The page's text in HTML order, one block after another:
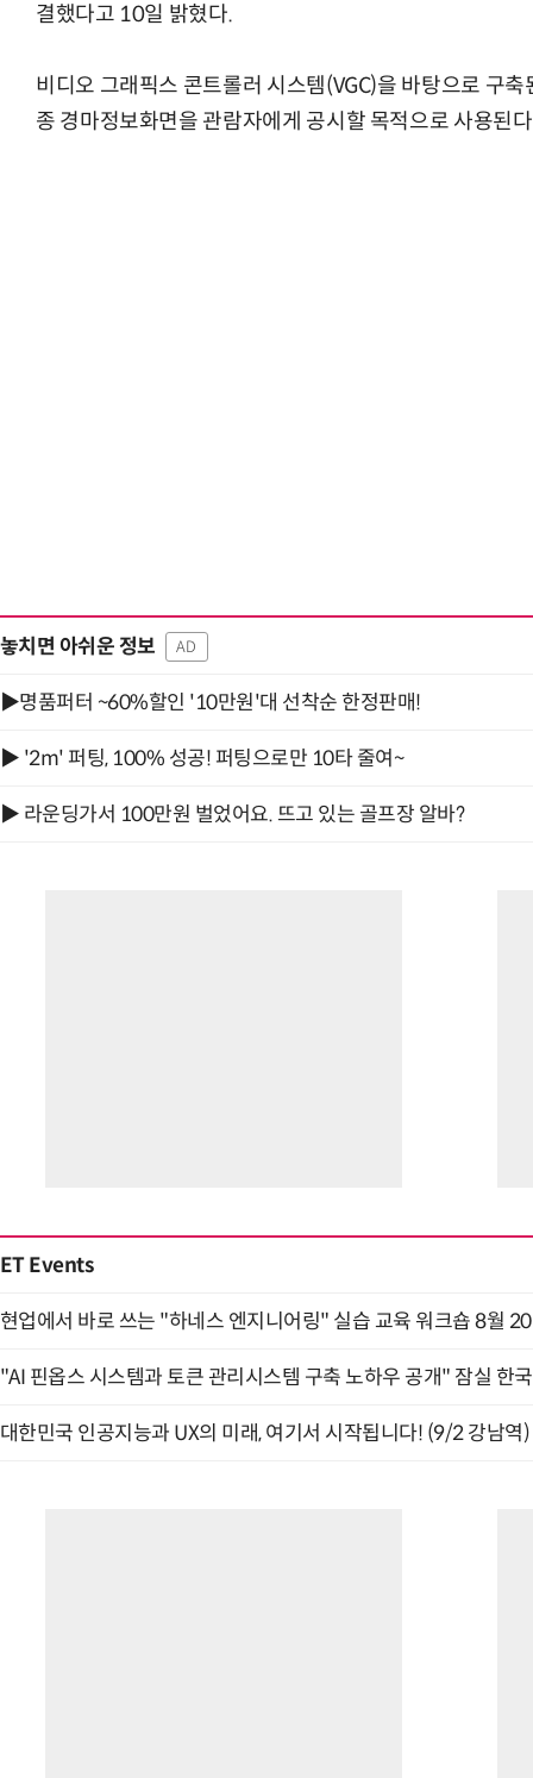
결했다고 10일 밝혔다.
비디오 그래픽스 콘트롤러 시스템(VGC)을 바탕으로 구
종 경마정보화면을 관람자에게 공시할 목적으로 사용된
놓치면 아쉬운 정보 AD
▶명품퍼터 ~60%할인 '10만원'대 선착순 한정판매!
▶ '2m' 퍼팅, 100% 성공! 퍼팅으로만 10타 줄여~
▶ 라운딩가서 100만원 벌었어요. 뜨고 있는 골프장 알바?
ET Events
현업에서 바로 쓰는 "하네스 엔지니어링" 실습 교육 워크숍 8월
"AI 핀옵스 시스템과 토큰 관리시스템 구축 노하우 공개" 잠실 한
대한민국 인공지능과 UX의 미래, 여기서 시작됩니다! (9/2 강남역)